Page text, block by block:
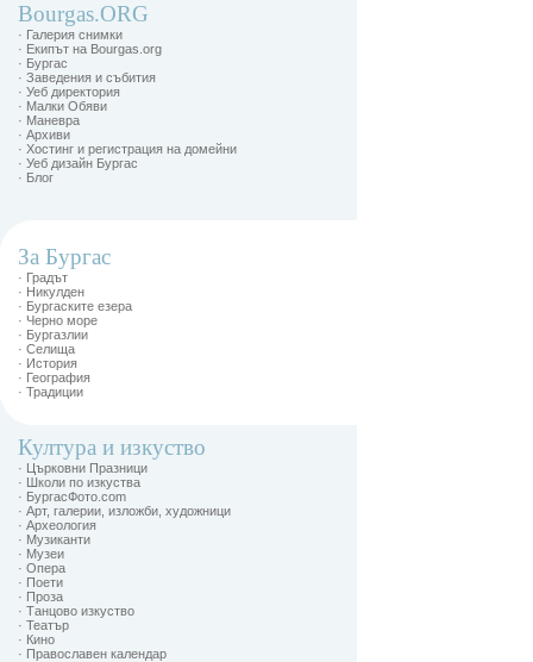
Bourgas.ORG
· Галерия снимки
· Екипът на Bourgas.org
· Бургас
· Заведения и събития
· Уеб директория
· Малки Обяви
· Маневра
· Архиви
· Хостинг и регистрация на домейни
· Уеб дизайн Бургас
· Блог
За Бургас
· Градът
· Никулден
· Бургаските езера
· Черно море
· Бургазлии
· Селища
· История
· География
· Традиции
Култура и изкуство
· Църковни Празници
· Школи по изкуства
· БургасФото.com
· Арт, галерии, изложби, художници
· Археология
· Музиканти
· Музеи
· Опера
· Поети
· Проза
· Танцово изкуство
· Театър
· Кино
· Православен календар